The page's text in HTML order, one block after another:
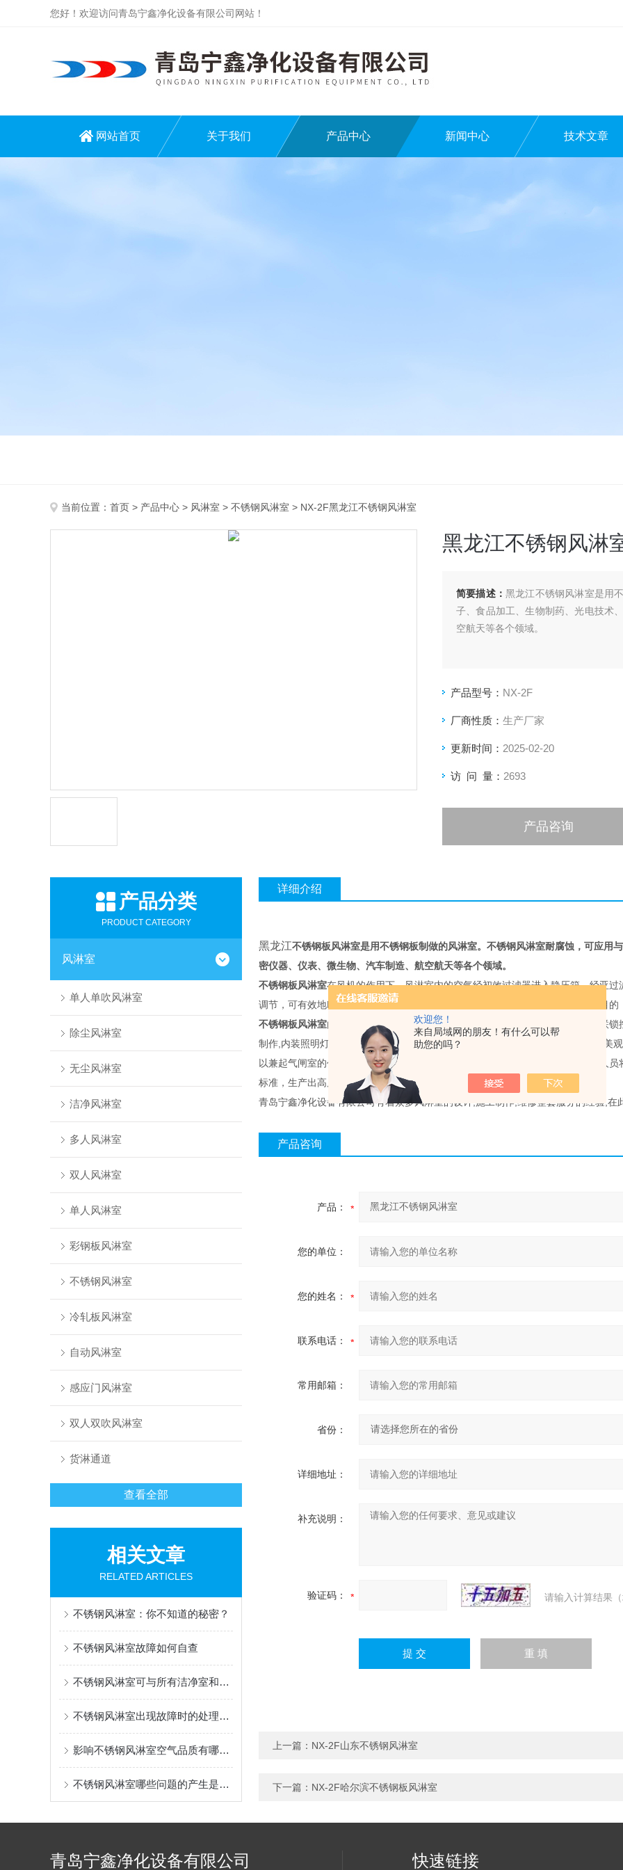
欢迎您！
来自局域网的朋友！有什么可以帮
助您的吗？
您好！欢迎访问青岛宁鑫净化设备有限公司网站！
网站首页 关于我们 产品中心 新闻中心 技术文章
当前位置： 首页 > 产品中心 > 风淋室 > 不锈钢风淋室 > NX-2F黑龙江不锈钢风淋室
黑龙江不锈钢风淋
简要描述： 黑龙江不锈钢风淋室是用
子、食品加工、生物制药、光电技术
空航天等各个领域。
产品型号： NX-2F
厂商性质： 生产厂家
更新时间： 2025-02-20
访 问 量： 2693
产品咨询
产品分类
PRODUCT CATEGORY
风淋室
单人单吹风淋室
除尘风淋室
无尘风淋室
洁净风淋室
多人风淋室
双人风淋室
单人风淋室
彩钢板风淋室
不锈钢风淋室
冷轧板风淋室
自动风淋室
感应门风淋室
双人双吹风淋室
货淋通道
查看全部
相关文章
RELATED ARTICLES
不锈钢风淋室：你不知道的秘密？
不锈钢风淋室故障如何自查
不锈钢风淋室可与所有洁净室和洁净厂房配套使用
不锈钢风淋室出现故障时的处理方法有哪些？
影响不锈钢风淋室空气品质有哪几个要素
不锈钢风淋室哪些问题的产生是我们处理不了的
详细介绍
黑龙江不锈钢板风淋室是用不锈钢板制做的风淋室。不锈钢风淋室耐腐蚀，可应用
密仪器、仪表、微生物、汽车制造、航空航天等各个领域。
不锈钢板风淋室在风机的作用下，风淋室内的空气经初效过滤器进入静压箱，经亚
调节，可有效地吹除人体或携带物品表面附着的尘埃。如此循环可以达到风淋的目
不锈钢板风淋室由箱体、不锈钢门、粗效过滤器、过滤器、风机、静压箱、喷嘴联
制作,内装照明灯,侧面内部装过滤器,表面为可调喷嘴,下侧为中效过滤器,结构新颖美
以兼起气闸室的作用，阻止外界污染和未被净化的空气进入洁净区域。杜绝工作人
标准，生产出高质量的产品。
青岛宁鑫净化设备有限公司有着众多风淋室的设计,施工制作,维修整套服务的经验,
产品咨询
产品：
您的单位：
您的姓名：
联系电话：
常用邮箱：
省份：
详细地址：
补充说明：
验证码： 请输入计算结果
上一篇： NX-2F山东不锈钢风淋室
下一篇： NX-2F哈尔滨不锈钢板风淋室
青岛宁鑫净化设备有限公司 快速链接